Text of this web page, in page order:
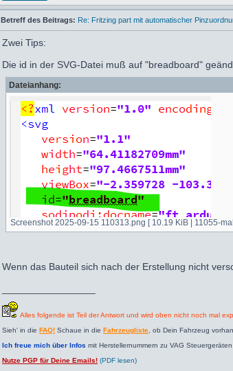
Betreff des Beitrags: Re: Fritzing part mit automatischer
Zwei Tips:
Die id in der SVG-Datei muß auf "breadboard"
Dateianhang:
Screenshot 2025-09-15 110313.png [ 10.19 KiB | 11055-
Wenn das Bauteil sich nach der Erstellung nicht
Alles folgende ist Teil der Antwort und wird oben nicht noch mal
Sieh' in die FAQ! Schaue in die Fahrzeugliste , ob Dein Fahrzeug
Ich freue mich über Infos mit Herstellernummern zu VAG
Nutze PGP für Deine Emails! (PDF lesen)